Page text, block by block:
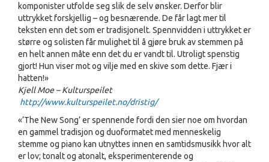
komponister utfolde seg slik de selv ønsker. Derfor blir
uttrykket forskjellig – og besnærende. De får lagt mer til
teksten enn det som er tradisjonelt. Spennvidden i uttrykket er
større og solisten får mulighet til å gjøre bruk av stemmen på
en helt annen måte enn det du er vandt til. Utroligt spenstig
gjort! Hun viser mot og vilje med en skive som dette. Fjær i
hatten!»
Kjell Moe – Kulturspeilet
http://www.kulturspeilet.no/dristig/
«’The New Song’ er spennende fordi den sier noe om hvordan
en gammel tradisjon og duoformatet med menneskelig
stemme og piano kan utnyttes innen en samtidsmusikk hvor alt
er lov; tonalt og atonalt, eksperimenterende og